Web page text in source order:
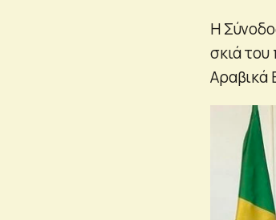
Η
σκιά του
Αραβικά